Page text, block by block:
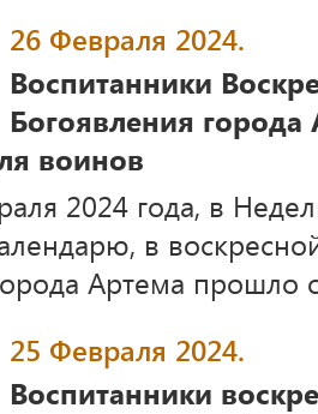
26 Февраля 2024.
Воспитанники
Богоявления
воинов
2024 года, в
в
Артема прошло
25 Февраля 2024.
Воспитанники